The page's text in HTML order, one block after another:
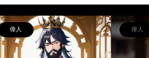
偉人 偉人